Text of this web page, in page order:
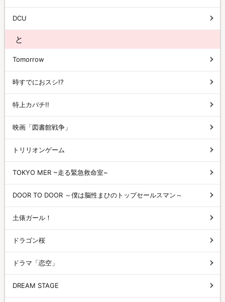
DCU
と
Tomorrow
時すでにおスシ!?
特上カバチ!!
映画「図書館戦争」
トリリオンゲーム
TOKYO MER ~走る緊急救命室~
DOOR TO DOOR ～僕は脳性まひのトップセールスマン～
土俵ガール！
ドラゴン桜
ドラマ「恋空」
DREAM STAGE